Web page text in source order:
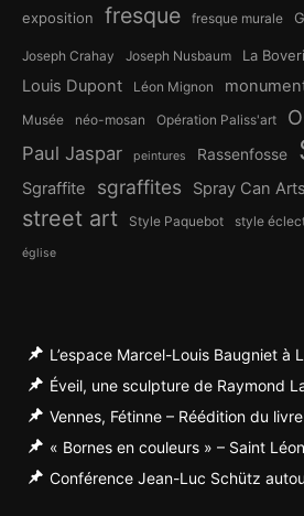
exposition fresque fresque murale
Joseph Crahay Joseph Nusbaum La
Louis Dupont Léon Mignon
Musée néo-mosan Opération Paliss'art
Paul Jaspar peintures Rassenfosse
Sgraffite sgraffites Spray Can Arts
street art Style Paquebot style
église
L’espace Marcel-Louis Baugniet à
Éveil, une sculpture de Raymond
Vennes, Fétinne – Réédition du
« Bornes en couleurs » – Saint
Conférence Jean-Luc Schütz